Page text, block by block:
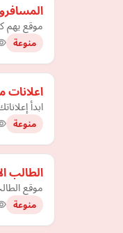
موقع يهم
منوعة
اعلانات
ابدأ
منوعة
الطالب
موقع
منوعة